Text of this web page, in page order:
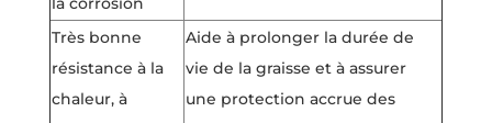
Très bonne
résistance à la
chaleur, à
Aide à prolonger la durée de
vie de la graisse et à assurer
une protection accrue des